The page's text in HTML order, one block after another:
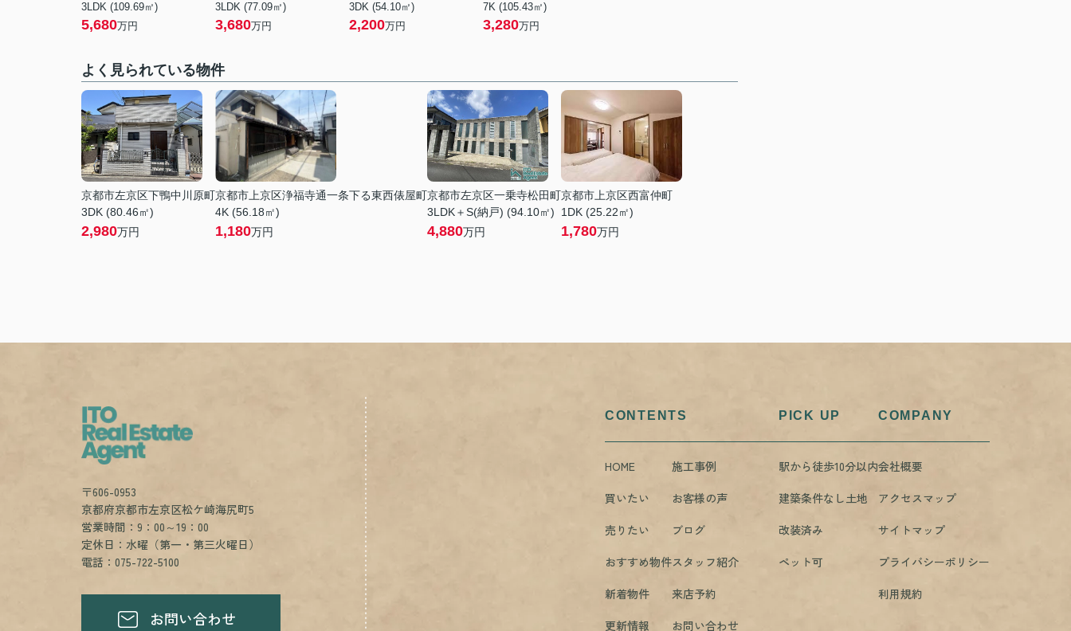
3LDK (109.69㎡)
5,680万円
3LDK (77.09㎡)
3,680万円
3DK (54.10㎡)
2,200万円
7K (105.43㎡)
3,280万円
よく見られている物件
京都市左京区下鴨中川原町
3DK (80.46㎡)
2,980万円
京都市上京区浄福寺通一条下る東西俵屋町
4K (56.18㎡)
1,180万円
京都市左京区一乗寺松田町
3LDK＋S(納戸) (94.10㎡)
4,880万円
京都市上京区西富仲町
1DK (25.22㎡)
1,780万円
〒606-0953
京都府京都市左京区松ケ崎海尻町5
営業時間：9：00～19：00
定休日：水曜（第一・第三火曜日）
電話：075-722-5100
お問い合わせ
CONTENTS
HOME
施工事例
買いたい
お客様の声
売りたい
ブログ
おすすめ物件スタッフ紹介
新着物件
来店予約
更新情報
お問い合わせ
PICK UP
駅から徒歩10分以内
建築条件なし土地
改装済み
ペット可
COMPANY
会社概要
アクセスマップ
サイトマップ
プライバシーポリシー
利用規約